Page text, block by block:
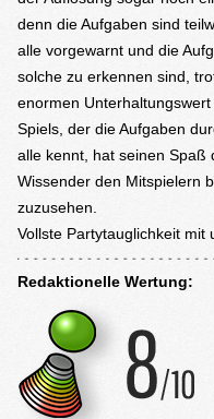
denn die Aufgaben sind
alle vorgewarnt und die
solche zu erkennen sind,
enormen
Spiels, der die Aufgaben
alle kennt, hat seinen Spaß
Wissender den Mitspielern
zuzusehen.
Vollste Partytauglichkeit mit
Redaktionelle Wertung: